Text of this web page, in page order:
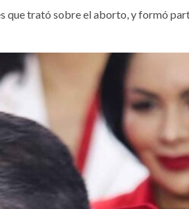
que trató sobre el aborto, y formó
PODER LEGISLATIVO
Robos y
vandalismo
escuelas